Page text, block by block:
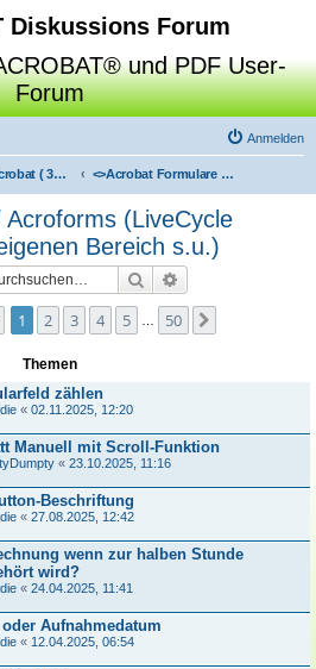
Diskussions Forum
und PDF User-
Forum
Anmelden
Standard / Reader / Distiller ) <>Acrobat Formulare / Acroforms (LiveCycle Designer hat einen eigenen Bereich s.u.)
(LiveCycle
Bereich s.u.)
Suche
Seite von
1 2 3 4 5 50
Themen
zählen
« 02.11.2025, 12:20
Manuell mit Scroll-Funktion
« 23.10.2025, 11:16
Beschriftung
« 27.08.2025, 12:42
wenn zur halben Stunde
wird?
« 24.04.2025, 11:41
Aufnahmedatum
« 12.04.2025, 06:54